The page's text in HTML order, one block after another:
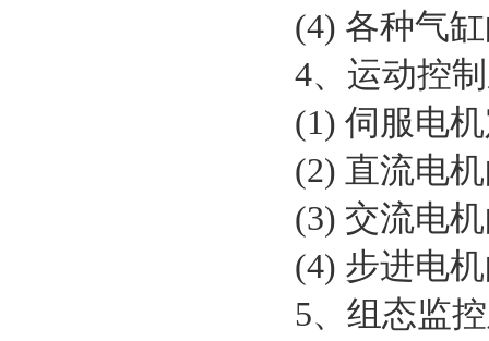
(4) 各种气
4、运动控
(1) 伺服电
(2) 直流电
(3) 交流电
(4) 步进电
5、组态监